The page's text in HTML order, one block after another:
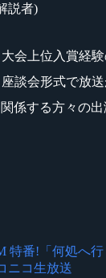
説者)
会上位入賞経
談会形式で放送
係する方々の
特番!「何処へ
ニコ生放送